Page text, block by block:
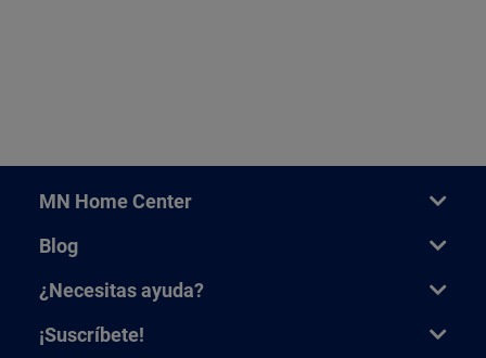
MN Home Center
Blog
¿Necesitas ayuda?
¡Suscríbete!